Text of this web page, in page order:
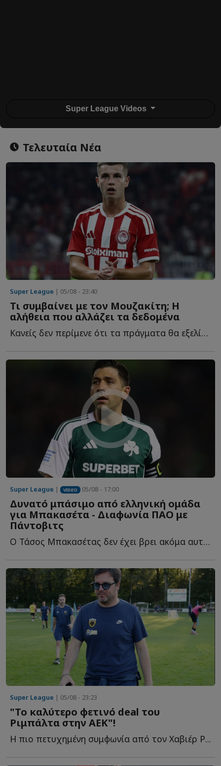
Super League Videos
Τελευταία Νέα
Super League | 05/08 - 23:40
Τι συμβαίνει με τον Μουζακίτη; Η
αλήθεια που αλλάζει τα δεδομένα
Κανείς δεν περίμενε ότι τα πράγματα θα εξελίσσονταν έ...
Super League | VIDEO 05/08 - 17:00
Δυνατό μπάσιμο από ελληνική ομάδα
για Μπακασέτα - Διαφωνία ΠΑΟ με
Πάντοβιτς
Ο Τάσος Μπακασέτας δεν έχει βρει ακόμα αυτό που ψάχνει σ...
Super League | 05/08 - 23:23
"Το καλύτερο φετινό deal του
Ριμπάλτα στην ΑΕΚ"!
Η πιο πετυχημένη συμφωνία από τον Χαβιέρ Ρ...